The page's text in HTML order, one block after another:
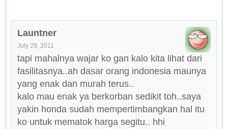
Launtner
July 29, 2011
tapi mahalnya wajar ko gan kalo kita lihat dari
fasilitasnya..ah dasar orang indonesia maunya
yang enak dan murah terus..
kalo mau enak ya berkorban sedikit toh..saya
yakin honda sudah mempertimbangkan hal itu
ko untuk mematok harga segitu.. hhi